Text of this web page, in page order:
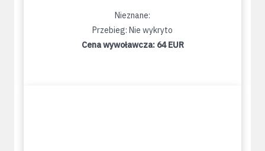
Nieznane:
Przebieg: Nie wykryto
Cena wywoławcza: 64 EUR